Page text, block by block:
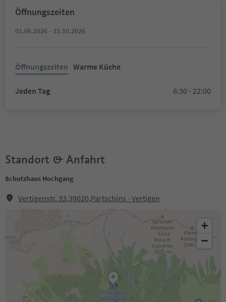
Öffnungszeiten
01.06.2026 - 15.10.2026
Öffnungszeiten Warme Küche
Jeden Tag 6:30 - 22:00
Standort & Anfahrt
Schutzhaus Hochgang
Vertigenstr. 33,39020,Partschins - Vertigen
+
−